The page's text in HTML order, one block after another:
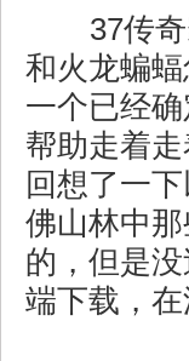
37传
和火龙蝙
一个已经
帮助走着
回想了一
佛山林中
的，但是
端下载，